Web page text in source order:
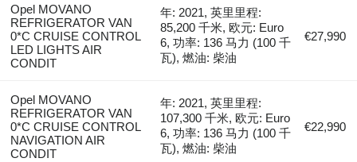
Opel MOVANO
REFRIGERATOR VAN
0*C CRUISE CONTROL
LED LIGHTS AIR
CONDIT
年: 2021, 英里里程:
85,200 千米, 欧元: Euro
6, 功率: 136 马力 (100 千
瓦), 燃油: 柴油
€27,990
Opel MOVANO
REFRIGERATOR VAN
0*C CRUISE CONTROL
NAVIGATION AIR
CONDIT
年: 2021, 英里里程:
107,300 千米, 欧元: Euro
6, 功率: 136 马力 (100 千
瓦), 燃油: 柴油
€22,990